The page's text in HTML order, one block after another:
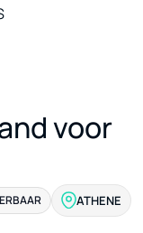
voor
ATHENE